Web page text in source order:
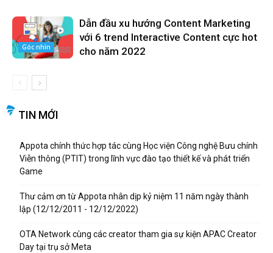
Góc nhìn
Dẫn đầu xu hướng Content Marketing
với 6 trend Interactive Content cực hot
cho năm 2022
TIN MỚI
Appota chính thức hợp tác cùng Học viện Công nghệ Bưu chính
Viễn thông (PTIT) trong lĩnh vực đào tạo thiết kế và phát triển
Game
Thư cảm ơn từ Appota nhân dịp kỷ niệm 11 năm ngày thành
lập (12/12/2011 - 12/12/2022)
OTA Network cùng các creator tham gia sự kiện APAC Creator
Day tại trụ sở Meta